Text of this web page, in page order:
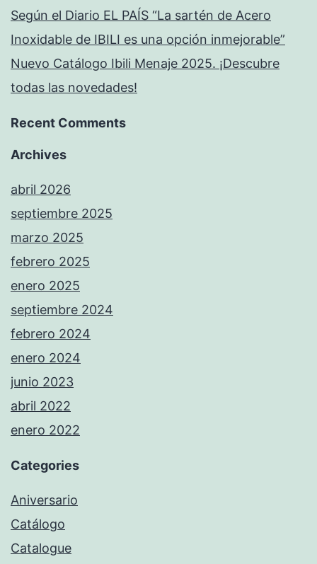
Según el Diario EL PAÍS “La sartén de Acero
Inoxidable de IBILI es una opción inmejorable”
Nuevo Catálogo Ibili Menaje 2025. ¡Descubre
todas las novedades!
Recent Comments
Archives
abril 2026
septiembre 2025
marzo 2025
febrero 2025
enero 2025
septiembre 2024
febrero 2024
enero 2024
junio 2023
abril 2022
enero 2022
Categories
Aniversario
Catálogo
Catalogue